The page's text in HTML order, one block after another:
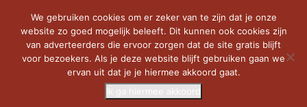
We gebruiken cookies om er zeker van te zijn dat je onze
website zo goed mogelijk beleeft. Dit kunnen ook cookies zijn
van adverteerders die ervoor zorgen dat de site gratis blijft
voor bezoekers. Als je deze website blijft gebruiken gaan we
ervan uit dat je je hiermee akkoord gaat.
Ik ga hiermee akkoord